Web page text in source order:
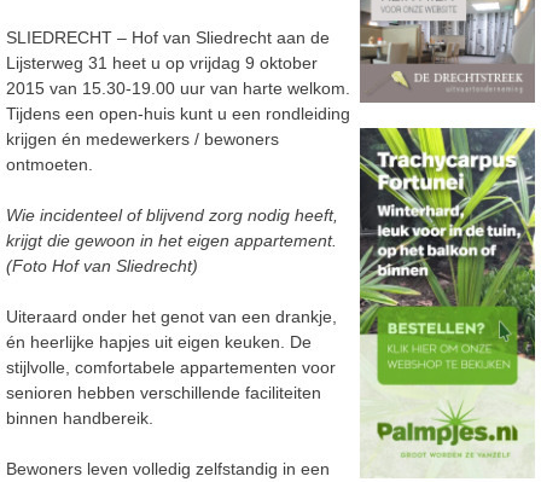
SLIEDRECHT – Hof van Sliedrecht aan de
Lijsterweg 31 heet u op vrijdag 9 oktober
2015 van 15.30-19.00 uur van harte welkom.
Tijdens een open-huis kunt u een rondleiding
krijgen én medewerkers / bewoners
ontmoeten.
Wie incidenteel of blijvend zorg nodig heeft,
krijgt die gewoon in het eigen appartement.
(Foto Hof van Sliedrecht)
Uiteraard onder het genot van een drankje,
én heerlijke hapjes uit eigen keuken. De
stijlvolle, comfortabele appartementen voor
senioren hebben verschillende faciliteiten
binnen handbereik.
Bewoners leven volledig zelfstandig in een